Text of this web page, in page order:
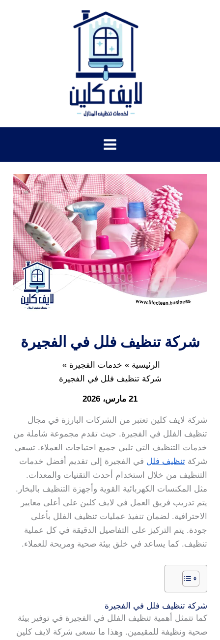
شركة تنظيف فلل في الفجيرة
الرئيسية
خدمات الفجيرة
شركة تنظيف فلل في الفجيرة
21 مارس، 2026
شركة لايف كلين تعتبر من الشركات البارزة في مجال
تنظيف الفلل في الفجيرة. حيث تقدم مجموعة شاملة من
خدمات التنظيف التي تلبي جميع احتياجات العملاء. تسعى
شركةتنظيف فلل في الفجيرة إلى تقديم أفضل خدمات
التنظيف من خلال استخدام أحدث التقنيات والمعدات.
مثل المكنسات الكهربائية القوية وأجهزة التنظيف بالبخار.
يتم تدريب فريق العمل في لايف كلين على أعلى معايير
الاحترافية. لضمان تنفيذ عمليات تنظيف الفلل بأعلى
جودة. يتم التركيز على التفاصيل الدقيقة في كل عملية
تنظيف. كما يساعد في خلق بيئة صحية ومريحة للعملاء.
شركة تنظيف فلل في الفجيرة
كما تتمثل أهمية تنظيف الفلل في الفجيرة في توفير بيئة
صحية ونظيفة للمقيمين. وهذا ما تسعى شركة لايف كلين